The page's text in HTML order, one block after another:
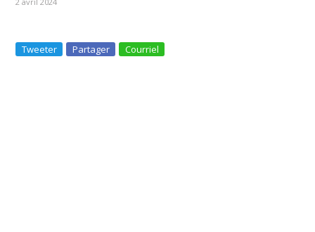
Tweeter Partager Courriel